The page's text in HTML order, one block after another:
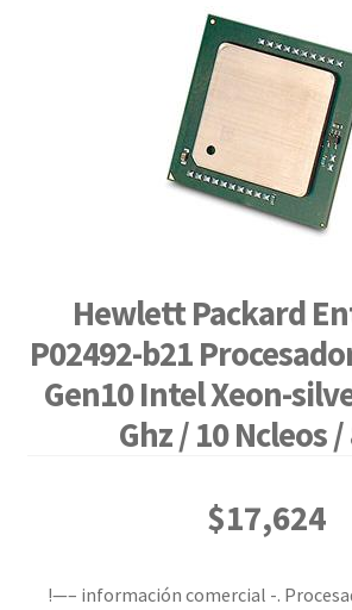
Carrito
Mi cuenta
Acerca de
Hewlett Packard
P02492-b21
Gen10 Intel Xeon-
Ghz / 10 Ncleos /
$17,624
!—– información comercial -.